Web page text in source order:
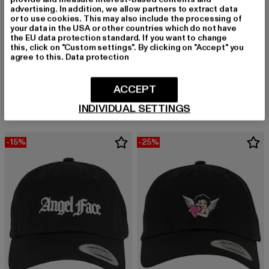
Derzeitiger Preis: 18,99 EUR
Queen Card Cotton Twill
17,99 EUR
Derzeitiger Preis: 17,99 EUR
-15% -25%
advertising. In addition, we allow partners to extract data
or to use cookies. This may also include the processing of
your data in the USA or other countries which do not have
the EU data protection standard. If you want to change
this, click on "Custom settings". By clicking on "Accept" you
agree to this. Data protection
INDIVIDUAL SETTINGS
ACCEPT